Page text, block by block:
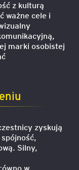
z kulturą
ważne cele i
marki osobistej
zyskują
Silny,
w